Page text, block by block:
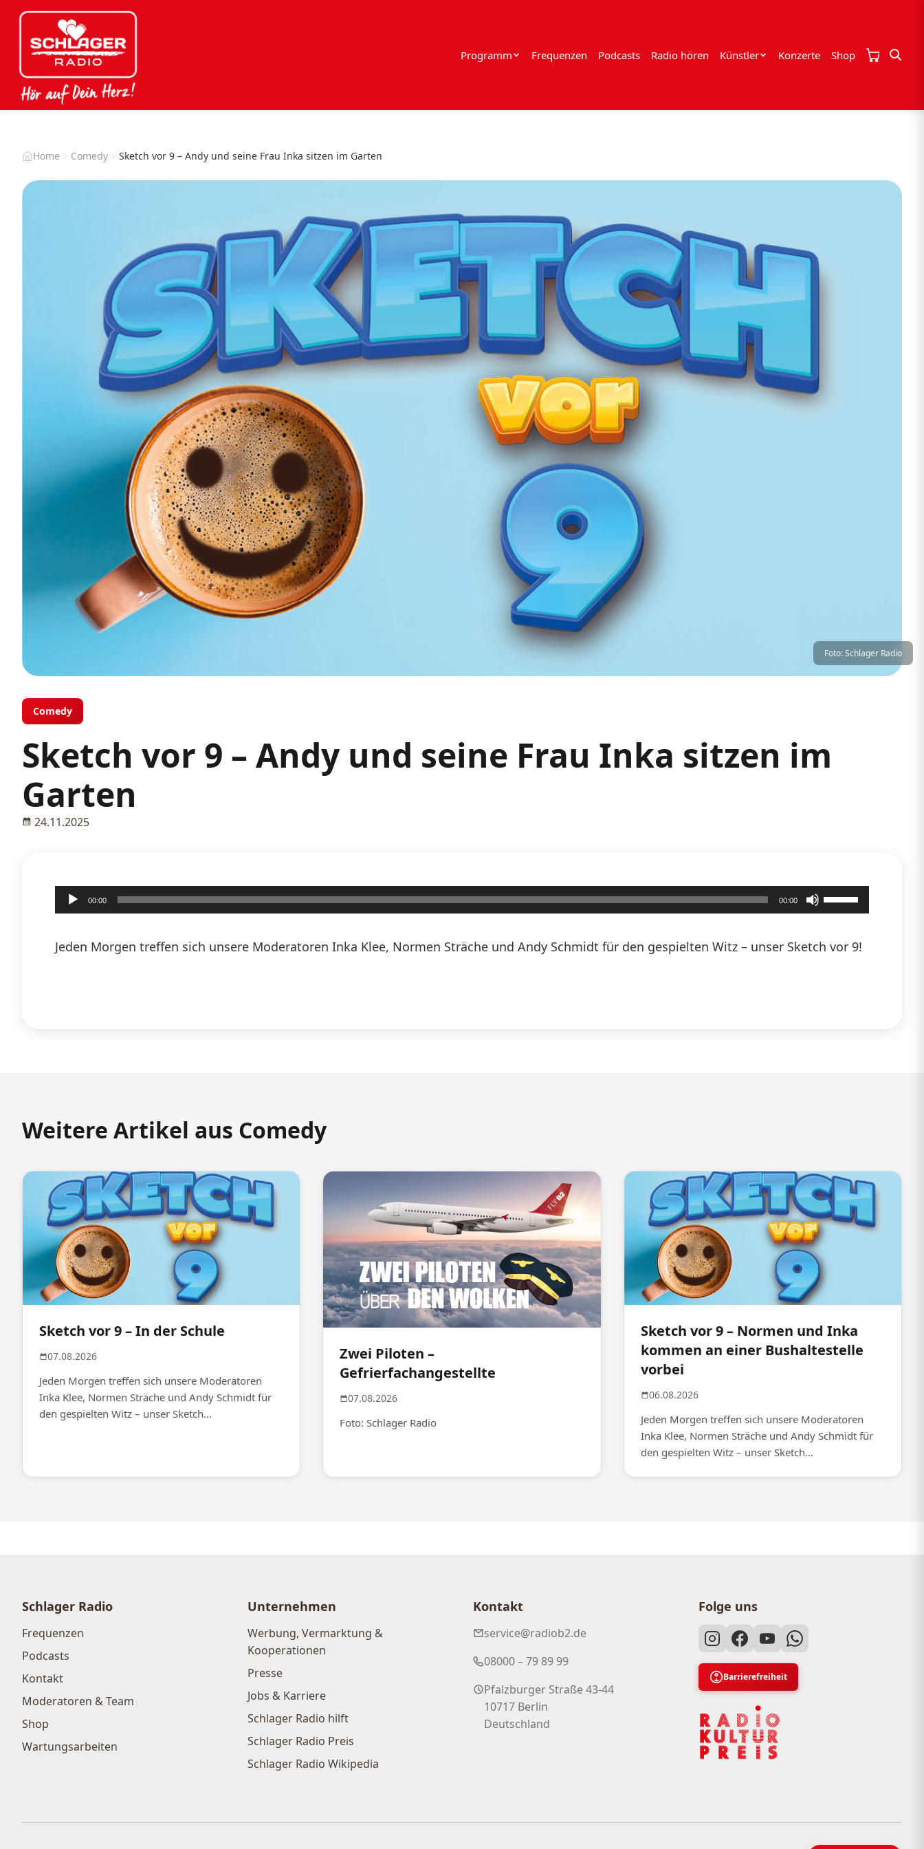
Programm Frequenzen Podcasts Radio hören Künstler Konzerte Shop
Home Comedy Sketch vor 9 – Andy und seine Frau Inka sitzen im Garten
Foto: Schlager Radio
Comedy
Sketch vor 9 – Andy und seine Frau Inka sitzen im
Garten
24.11.2025
Audio-
Player
00:00 00:00
Pfeiltasten
benutzen,
Jeden Morgen treffen sich unsere Moderatoren Inka Klee, Normen Sträche und Andy Schmidt für den gespielten Witz – unser Sketch vor 9!
Weitere Artikel aus Comedy
Sketch vor 9 – In der Schule
07.08.2026
Jeden Morgen treffen sich unsere Moderatoren
Inka Klee, Normen Sträche und Andy Schmidt für
den gespielten Witz – unser Sketch...
Zwei Piloten –
Gefrierfachangestellte
07.08.2026
Foto: Schlager Radio
Sketch vor 9 – Normen und Inka
kommen an einer Bushaltestelle
vorbei
06.08.2026
Jeden Morgen treffen sich unsere Moderatoren
Inka Klee, Normen Sträche und Andy Schmidt für
den gespielten Witz – unser Sketch...
Schlager Radio
Frequenzen
Podcasts
Kontakt
Moderatoren & Team
Shop
Wartungsarbeiten
Unternehmen
Werbung, Vermarktung &
Kooperationen
Presse
Jobs & Karriere
Schlager Radio hilft
Schlager Radio Preis
Schlager Radio Wikipedia
Kontakt
service@radiob2.de
08000 – 79 89 99
Pfalzburger Straße 43-44
10717 Berlin
Deutschland
Folge uns
Barrierefreiheit